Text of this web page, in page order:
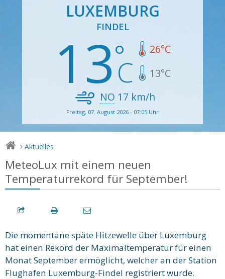
LUXEMBURG
FINDEL
13 26°C
13°C
NO 17 km/h
Freitag, 07. August 2026 - 07:05 Uhr
> Aktuelles
MeteoLux mit einem neuen
Temperaturrekord für September!
Die momentane späte Hitzewelle über Luxemburg
hat einen Rekord der Maximaltemperatur für einen
Monat September ermöglicht, welcher an der Station
Flughafen Luxemburg-Findel registriert wurde.